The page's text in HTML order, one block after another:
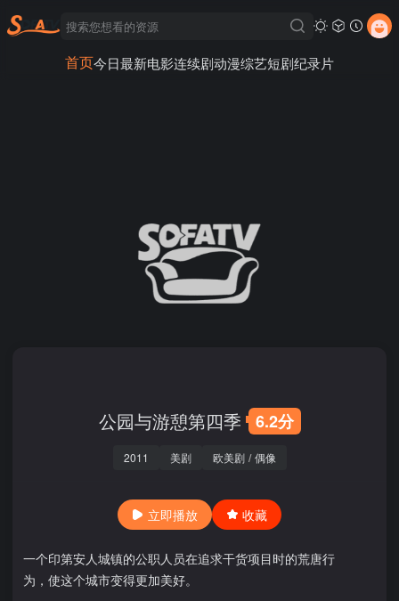
首页今日最新电影连续剧动漫综艺短剧纪录片
公园与游憩第四季 6.2分
2011 美剧 欧美剧 / 偶像
立即播放 收藏
一个印第安人城镇的公职人员在追求干货项目时的荒唐行
为，使这个城市变得更加美好。